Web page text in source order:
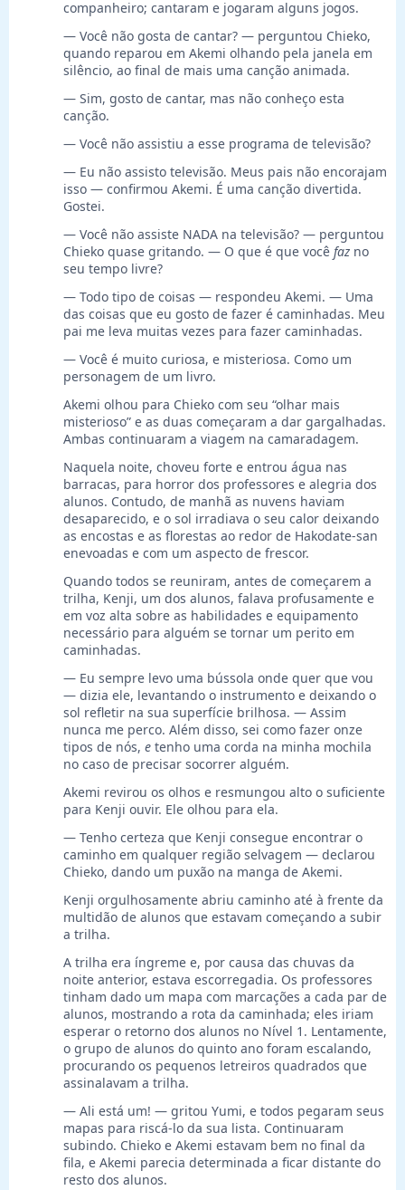
companheiro; cantaram e jogaram alguns jogos.
— Você não gosta de cantar? — perguntou Chieko,
quando reparou em Akemi olhando pela janela em
silêncio, ao final de mais uma canção animada.
— Sim, gosto de cantar, mas não conheço esta
canção.
— Você não assistiu a esse programa de televisão?
— Eu não assisto televisão. Meus pais não encorajam
isso — confirmou Akemi. É uma canção divertida.
Gostei.
— Você não assiste NADA na televisão? — perguntou
Chieko quase gritando. — O que é que você faz no
seu tempo livre?
— Todo tipo de coisas — respondeu Akemi. — Uma
das coisas que eu gosto de fazer é caminhadas. Meu
pai me leva muitas vezes para fazer caminhadas.
— Você é muito curiosa, e misteriosa. Como um
personagem de um livro.
Akemi olhou para Chieko com seu “olhar mais
misterioso” e as duas começaram a dar gargalhadas.
Ambas continuaram a viagem na camaradagem.
Naquela noite, choveu forte e entrou água nas
barracas, para horror dos professores e alegria dos
alunos. Contudo, de manhã as nuvens haviam
desaparecido, e o sol irradiava o seu calor deixando
as encostas e as florestas ao redor de Hakodate-san
enevoadas e com um aspecto de frescor.
Quando todos se reuniram, antes de começarem a
trilha, Kenji, um dos alunos, falava profusamente e
em voz alta sobre as habilidades e equipamento
necessário para alguém se tornar um perito em
caminhadas.
— Eu sempre levo uma bússola onde quer que vou
— dizia ele, levantando o instrumento e deixando o
sol refletir na sua superfície brilhosa. — Assim
nunca me perco. Além disso, sei como fazer onze
tipos de nós, e tenho uma corda na minha mochila
no caso de precisar socorrer alguém.
Akemi revirou os olhos e resmungou alto o suficiente
para Kenji ouvir. Ele olhou para ela.
— Tenho certeza que Kenji consegue encontrar o
caminho em qualquer região selvagem — declarou
Chieko, dando um puxão na manga de Akemi.
Kenji orgulhosamente abriu caminho até à frente da
multidão de alunos que estavam começando a subir
a trilha.
A trilha era íngreme e, por causa das chuvas da
noite anterior, estava escorregadia. Os professores
tinham dado um mapa com marcações a cada par de
alunos, mostrando a rota da caminhada; eles iriam
esperar o retorno dos alunos no Nível 1. Lentamente,
o grupo de alunos do quinto ano foram escalando,
procurando os pequenos letreiros quadrados que
assinalavam a trilha.
— Ali está um! — gritou Yumi, e todos pegaram seus
mapas para riscá-lo da sua lista. Continuaram
subindo. Chieko e Akemi estavam bem no final da
fila, e Akemi parecia determinada a ficar distante do
resto dos alunos.